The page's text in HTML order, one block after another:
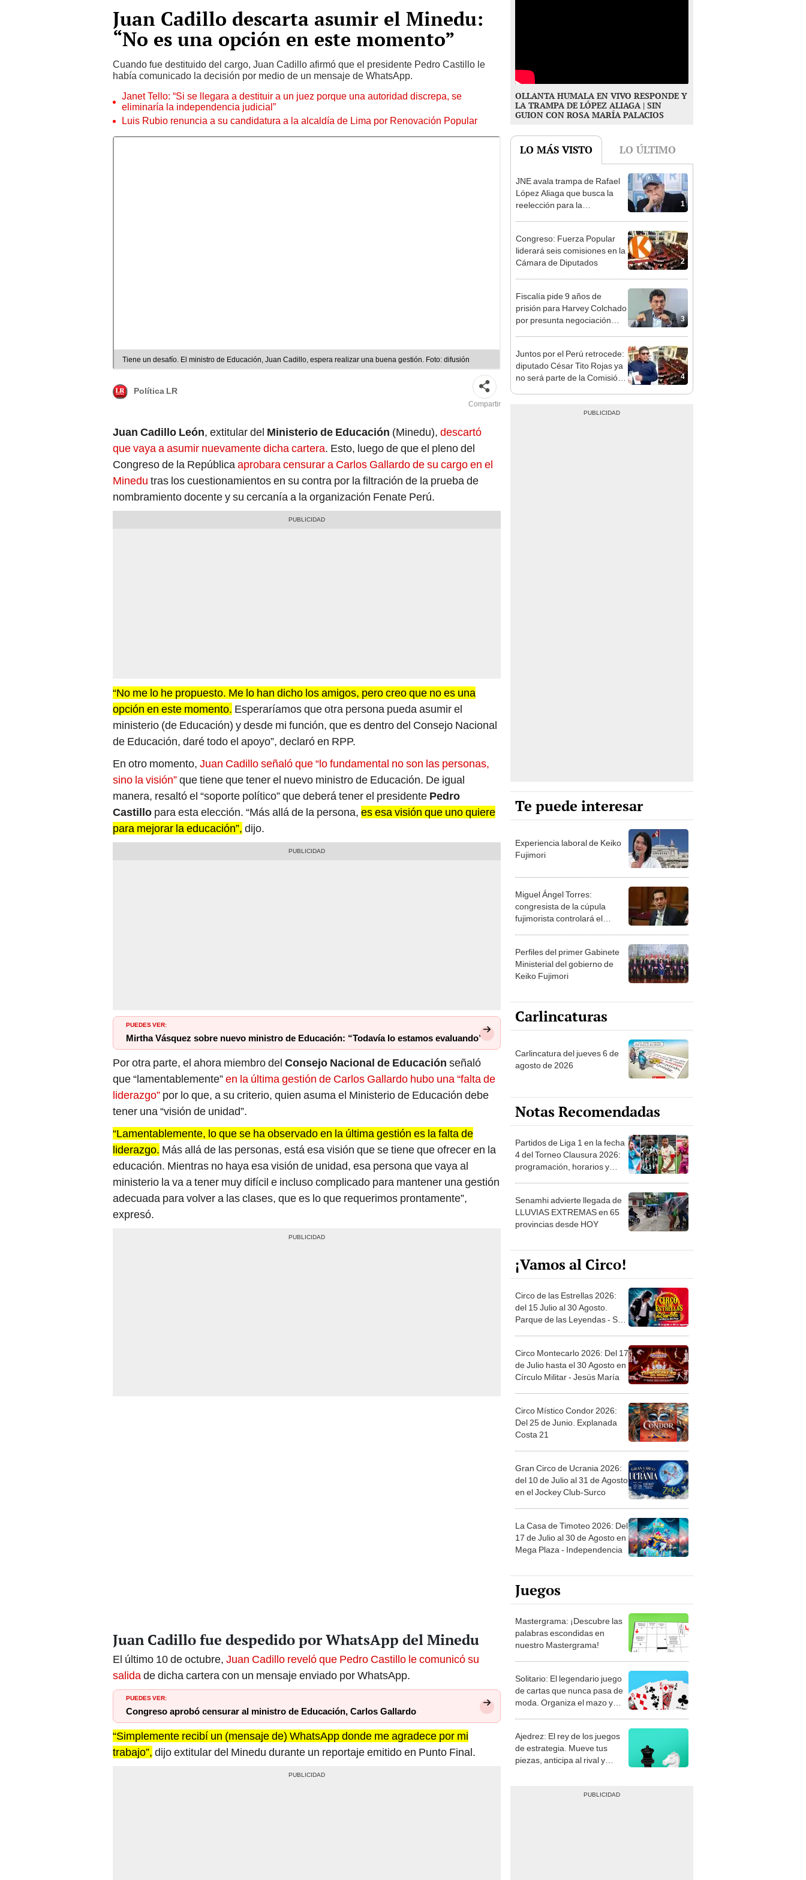
Juan Cadillo descarta asumir el Minedu:
“No es una opción en este momento”
Cuando fue destituido del cargo, Juan Cadillo afirmó que el presidente Pedro Castillo le
había comunicado la decisión por medio de un mensaje de WhatsApp.
Janet Tello: “Si se llegara a destituir a un juez porque una autoridad discrepa, se
eliminaría la independencia judicial”
Luis Rubio renuncia a su candidatura a la alcaldía de Lima por Renovación Popular
Tiene un desafío. El ministro de Educación, Juan Cadillo, espera realizar una buena gestión. Foto: difusión
Política LR
Compartir
Juan Cadillo León, extitular del Ministerio de Educación (Minedu), descartó
que vaya a asumir nuevamente dicha cartera. Esto, luego de que el pleno del
Congreso de la República aprobara censurar a Carlos Gallardo de su cargo en el
Minedu tras los cuestionamientos en su contra por la filtración de la prueba de
nombramiento docente y su cercanía a la organización Fenate Perú.
“No me lo he propuesto. Me lo han dicho los amigos, pero creo que no es una
opción en este momento. Esperaríamos que otra persona pueda asumir el
ministerio (de Educación) y desde mi función, que es dentro del Consejo Nacional
de Educación, daré todo el apoyo”, declaró en RPP.
En otro momento, Juan Cadillo señaló que “lo fundamental no son las personas,
sino la visión”que tiene que tener el nuevo ministro de Educación. De igual
manera, resaltó el “soporte político” que deberá tener el presidente Pedro
Castillo para esta elección. “Más allá de la persona, es esa visión que uno quiere
para mejorar la educación”, dijo.
PUEDES VER:
Mirtha Vásquez sobre nuevo ministro de Educación: “Todavía lo estamos evaluando”
Por otra parte, el ahora miembro del Consejo Nacional de Educación señaló
que “lamentablemente”en la última gestión de Carlos Gallardo hubo una “falta de
liderazgo” por lo que, a su criterio, quien asuma el Ministerio de Educación debe
tener una “visión de unidad”.
“Lamentablemente, lo que se ha observado en la última gestión es la falta de
liderazgo. Más allá de las personas, está esa visión que se tiene que ofrecer en la
educación. Mientras no haya esa visión de unidad, esa persona que vaya al
ministerio la va a tener muy difícil e incluso complicado para mantener una gestión
adecuada para volver a las clases, que es lo que requerimos prontamente”,
expresó.
Juan Cadillo fue despedido por WhatsApp del Minedu
El último 10 de octubre, Juan Cadillo reveló que Pedro Castillo le comunicó su
salidade dicha cartera con un mensaje enviado por WhatsApp.
PUEDES VER:
Congreso aprobó censurar al ministro de Educación, Carlos Gallardo
“Simplemente recibí un (mensaje de) WhatsApp donde me agradece por mi
trabajo”, dijo extitular del Minedu durante un reportaje emitido en Punto Final.
OLLANTA HUMALA EN VIVO RESPONDE Y
LA TRAMPA DE LÓPEZ ALIAGA | SIN
GUION CON ROSA MARÍA PALACIOS
LO MÁS VISTO LO ÚLTIMO
1
JNE avala trampa de Rafael
López Aliaga que busca la
reelección para la
2
Congreso: Fuerza Popular
liderará seis comisiones en la
Cámara de Diputados
3
Fiscalía pide 9 años de
prisión para Harvey Colchado
por presunta negociación
4
Juntos por el Perú retrocede:
diputado César Tito Rojas ya
no será parte de la Comisión
Te puede interesar
Experiencia laboral de Keiko
Fujimori
Miguel Ángel Torres:
congresista de la cúpula
fujimorista controlará el
Perfiles del primer Gabinete
Ministerial del gobierno de
Keiko Fujimori
Carlincaturas
Carlincatura del jueves 6 de
agosto de 2026
Notas Recomendadas
Partidos de Liga 1 en la fecha
4 del Torneo Clausura 2026:
programación, horarios y
Senamhi advierte llegada de
LLUVIAS EXTREMAS en 65
provincias desde HOY
¡Vamos al Circo!
Circo de las Estrellas 2026:
del 15 Julio al 30 Agosto.
Parque de las Leyendas - San
Circo Montecarlo 2026: Del 17
de Julio hasta el 30 Agosto en
Círculo Militar - Jesús María
Circo Místico Condor 2026:
Del 25 de Junio. Explanada
Costa 21
Gran Circo de Ucrania 2026:
del 10 de Julio al 31 de Agosto
en el Jockey Club-Surco
La Casa de Timoteo 2026: Del
17 de Julio al 30 de Agosto en
Mega Plaza - Independencia
Juegos
Mastergrama: ¡Descubre las
palabras escondidas en
nuestro Mastergrama!
Solitario: El legendario juego
de cartas que nunca pasa de
moda. Organiza el mazo y
Ajedrez: El rey de los juegos
de estrategia. Mueve tus
piezas, anticipa al rival y